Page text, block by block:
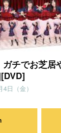
チでお芝居
日（金）